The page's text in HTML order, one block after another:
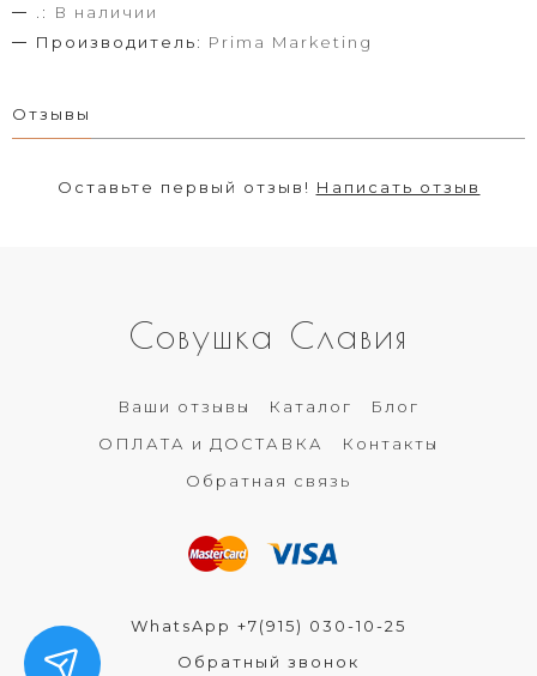
.:
В наличии
Производитель: Prima Marketing
Отзывы
Оставьте первый отзыв! Написать отзыв
Совушка Славия
Ваши отзывы Каталог
Блог
ОПЛАТА и ДОСТАВКА
Контакты
Обратная связь
WhatsApp +7(915) 030-10-25
Обратный звонок